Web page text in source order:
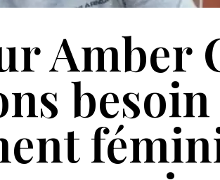
Amber
besoin